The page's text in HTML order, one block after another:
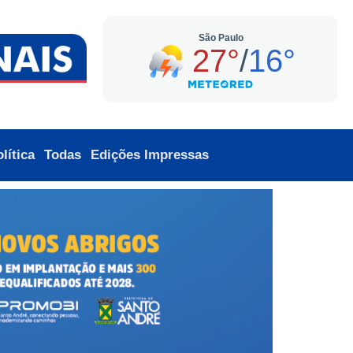
Todas Edições Impressas